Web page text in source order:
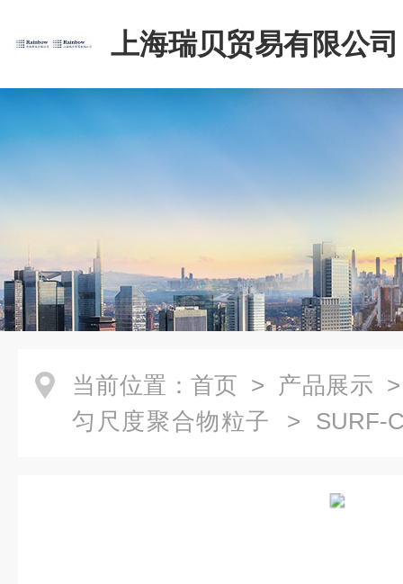
上海瑞贝贸易有限公司
当前位置： 首页 > 产品展示
匀尺度聚合物粒子 > SURF-